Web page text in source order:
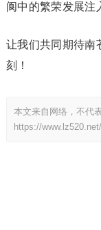
阆中的繁荣发展注
让我们共同期待南
刻！
本文来自网络，不代
https://